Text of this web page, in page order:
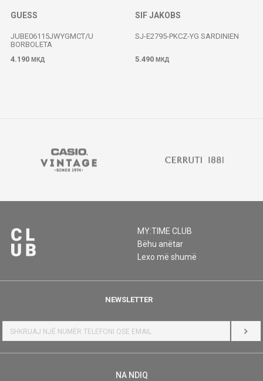
GUESS
JUBE06115JWYGMCT/U
BORBOLETA
4.190 МКД
SIF JAKOBS
SJ-E2795-PKCZ-YG SARDINIEN
5.490 МКД
MY:TIME CLUB
Bëhu anëtar
Lexo më shumë
NEWSLETTER
HYR
NA NDIQ